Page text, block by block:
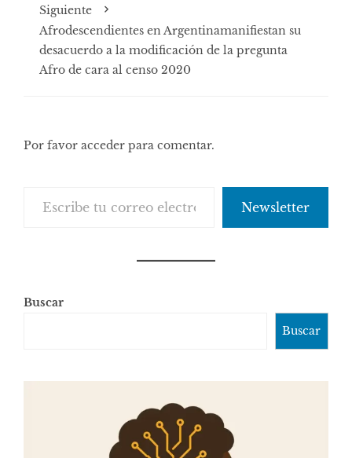
Siguiente
Afrodescendientes en Argentinamanifiestan su
desacuerdo a la modificación de la pregunta
Afro de cara al censo 2020
Por favor acceder para comentar.
Newsletter
Buscar
Buscar